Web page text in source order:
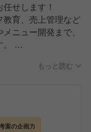
せします！
育、売上管理など
ニュー開発まで、
を引っ張っていくリ
もっと読む
案の企画力